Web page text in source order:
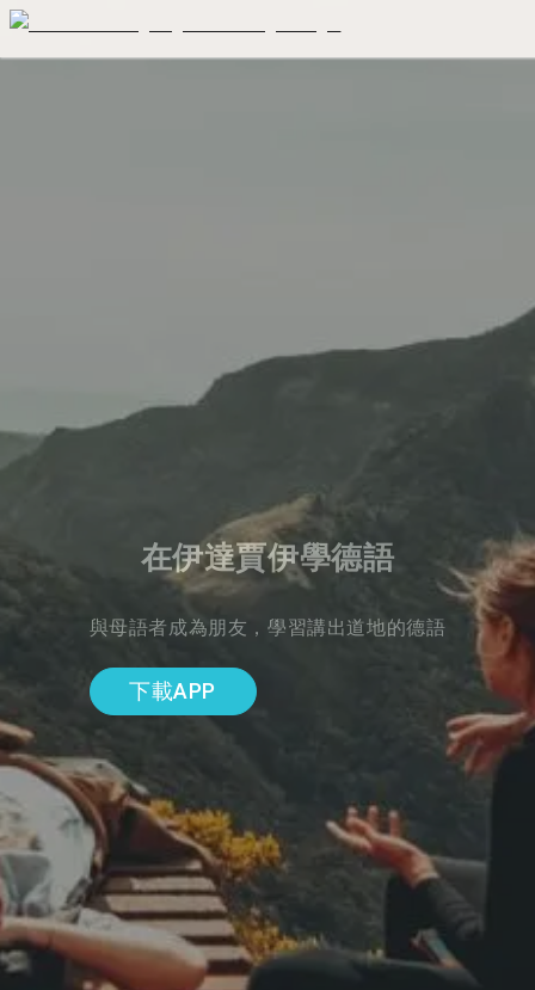
在伊達賈伊學德語
與母語者成為朋友，學習講出道地的德語
下載APP